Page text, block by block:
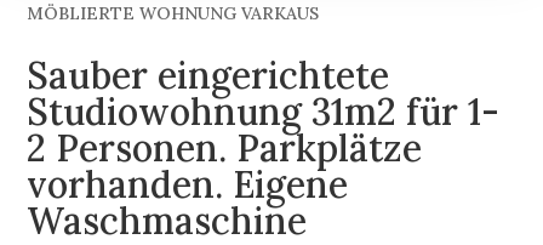
MÖBLIERTE WOHNUNG VARKAUS
Sauber eingerichtete
Studiowohnung 31m2 für 1-
2 Personen. Parkplätze
vorhanden. Eigene
Waschmaschine